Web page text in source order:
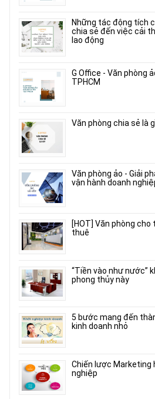
Những tác động tích
chia sẻ đến việc cải
lao động
G Office - Văn phòng
TPHCM
Văn phòng chia sẻ là
Văn phòng ảo - Giải
vận hành doanh
[HOT] Văn phòng cho
thuê
“Tiền vào như nước”
phong thủy này
5 bước mang đến
kinh doanh nhỏ
Chiến lược Marketing
nghiệp